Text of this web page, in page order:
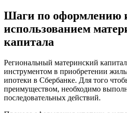
Шаги по оформлению
использованием
капитала
Региональный материнский
инструментом в приобретении
ипотеки в Сбербанке. Для того
преимуществом, необходимо
последовательных действий.